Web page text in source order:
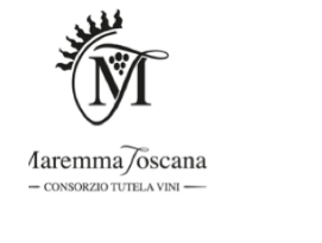
abbracciando invece i principi del
meraviglia, l'ostentazione della
sorprendente. Marino visse in
cambiamenti culturali e sociali, e la
complessità. L'Adone è un poema
canti, composto da oltre 40.000